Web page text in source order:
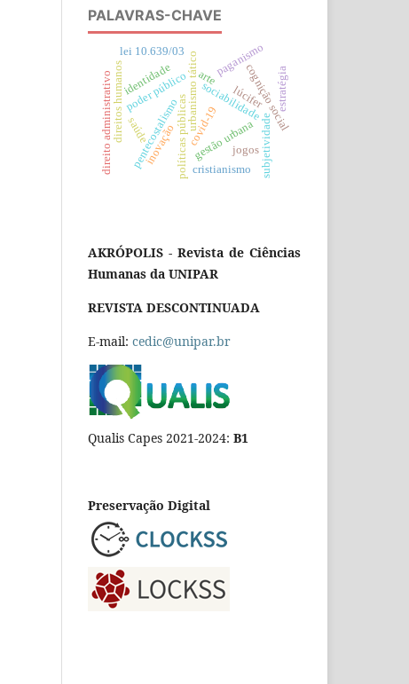
PALAVRAS-CHAVE
covid-19
sociabilidade
políticas públicasgestão urbana
urbanismo tático
identidade
subjetividade
pentecostalismo cognição social
poder público
direitos humanos arte
lúcifer
cristianismo
paganismo
direito administrativo
lei 10.639/03
saúde
jogos
inovação
estratégia
AKRÓPOLIS - Revista de Ciências
Humanas da UNIPAR
REVISTA DESCONTINUADA
E-mail: cedic@unipar.br
Qualis Capes 2021-2024: B1
Preservação Digital